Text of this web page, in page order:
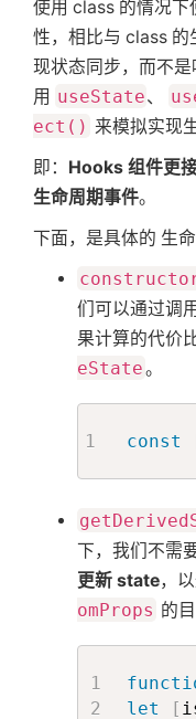
使用 class 的情况
性，相比与 class 的
现状态同步，而不
用 useState、
ect() 来模拟实现
即： Hooks 组件更
生命周期事件。
下面，是具体的 生
们可以通过调用
果计算的代价
eState。
const
下，我们不需
更新 state，
omProps 的目
let
[